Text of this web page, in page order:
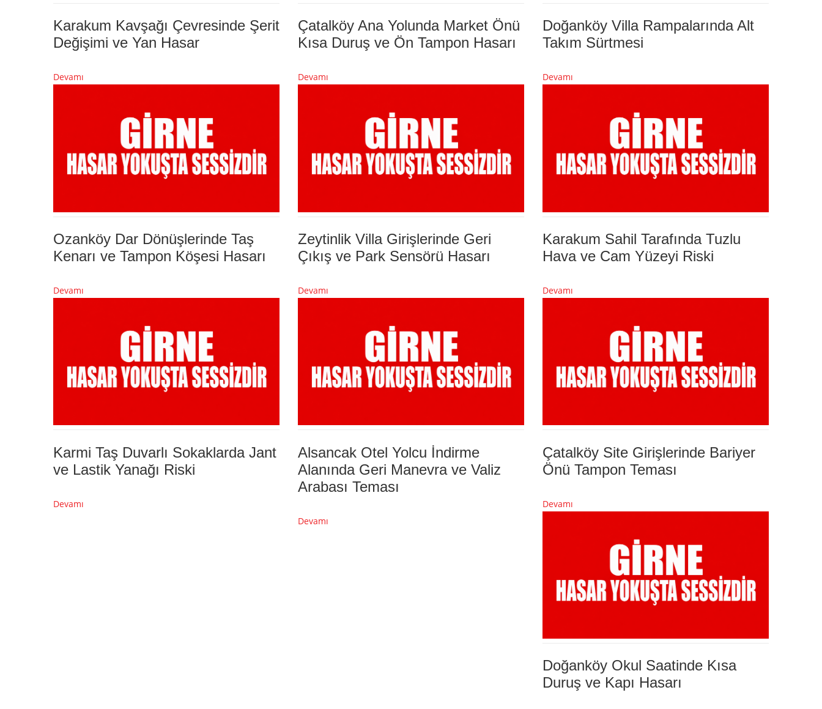
Karakum Kavşağı Çevresinde Şerit
Değişimi ve Yan Hasar
Devamı
Çatalköy Ana Yolunda Market Önü
Kısa Duruş ve Ön Tampon Hasarı
Devamı
Doğanköy Villa Rampalarında Alt
Takım Sürtmesi
Devamı
Ozanköy Dar Dönüşlerinde Taş
Kenarı ve Tampon Köşesi Hasarı
Devamı
Zeytinlik Villa Girişlerinde Geri
Çıkış ve Park Sensörü Hasarı
Devamı
Karakum Sahil Tarafında Tuzlu
Hava ve Cam Yüzeyi Riski
Devamı
Karmi Taş Duvarlı Sokaklarda Jant
ve Lastik Yanağı Riski
Devamı
Alsancak Otel Yolcu İndirme
Alanında Geri Manevra ve Valiz
Arabası Teması
Devamı
Çatalköy Site Girişlerinde Bariyer
Önü Tampon Teması
Devamı
Doğanköy Okul Saatinde Kısa
Duruş ve Kapı Hasarı